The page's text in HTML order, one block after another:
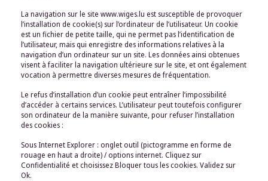
La navigation sur le site www.wiges.lu est susceptible de provoquer
l’installation de cookie(s) sur l’ordinateur de l’utilisateur. Un cookie
est un fichier de petite taille, qui ne permet pas l’identification de
l’utilisateur, mais qui enregistre des informations relatives à la
navigation d’un ordinateur sur un site. Les données ainsi obtenues
visent à faciliter la navigation ultérieure sur le site, et ont également
vocation à permettre diverses mesures de fréquentation.
Le refus d’installation d’un cookie peut entraîner l’impossibilité
d’accéder à certains services. L’utilisateur peut toutefois configurer
son ordinateur de la manière suivante, pour refuser l’installation
des cookies :
Sous Internet Explorer : onglet outil (pictogramme en forme de
rouage en haut a droite) / options internet. Cliquez sur
Confidentialité et choisissez Bloquer tous les cookies. Validez sur
Ok.